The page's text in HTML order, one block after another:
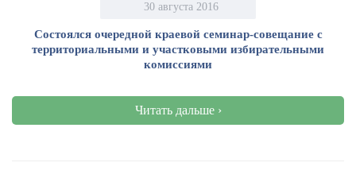
30 августа 2016
Состоялся очередной краевой семинар-совещание с
территориальными и участковыми избирательными
комиссиями
Читать дальше ›